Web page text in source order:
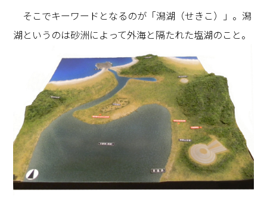
そこでキーワードとなるのが「潟湖（せきこ）」。潟
湖というのは砂洲によって外海と隔たれた塩湖のこと。